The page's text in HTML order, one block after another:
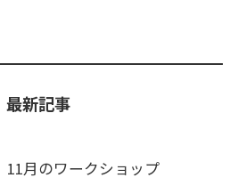
最新記事
11月のワークショップ